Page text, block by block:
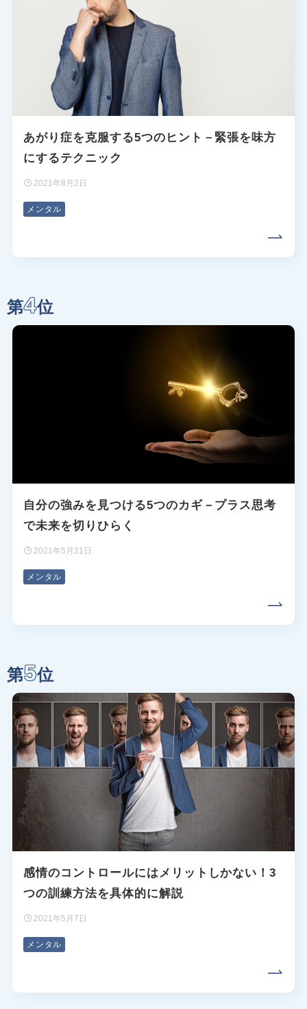
あがり症を克服する5つのヒント－緊張を味方
にするテクニック
2021年8月2日
メンタル
第4位
自分の強みを見つける5つのカギ－プラス思考
で未来を切りひらく
2021年5月21日
メンタル
第5位
感情のコントロールにはメリットしかない！3
つの訓練方法を具体的に解説
2021年5月7日
メンタル